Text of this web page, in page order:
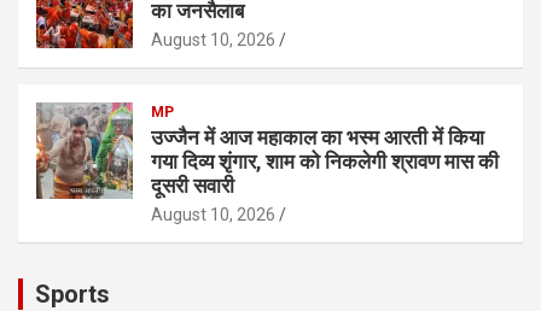
का जनसैलाब
August 10, 2026
MP
उज्जैन में आज महाकाल का भस्म आरती में किया
गया दिव्य शृंगार, शाम को निकलेगी श्रावण मास की
दूसरी सवारी
August 10, 2026
Sports